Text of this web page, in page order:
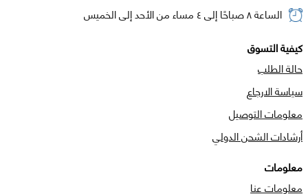
الساعة ٨ صباحًا إلى ٤ مساء من الأحد إلى الخميس
كيفية التسوق
حالة الطلب
سياسة الارجاع
معلومات التوصيل
أرشادات الشحن الدولي
معلومات
معلومات عنا